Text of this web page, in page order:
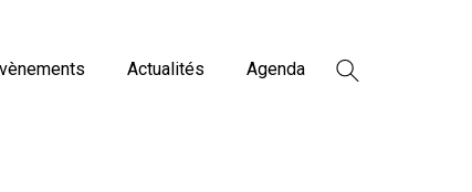
Actualités Agenda